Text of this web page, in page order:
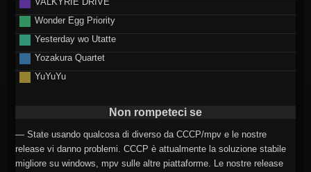
Wonder Egg Priority
Yesterday wo Utatte
Yozakura Quartet
YuYuYu
Non rompeteci se
— State usando qualcosa di diverso da CCCP/mpv e le nostre
release vi danno problemi. CCCP è attualmente la soluzione stabile
migliore su windows, mpv sulle altre piattaforme. Le nostre release